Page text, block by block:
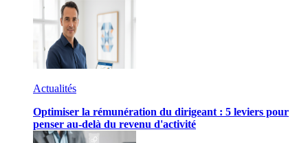
Actualités
Optimiser la rémunération du dirigeant : 5 leviers pour
penser au-delà du revenu d'activité